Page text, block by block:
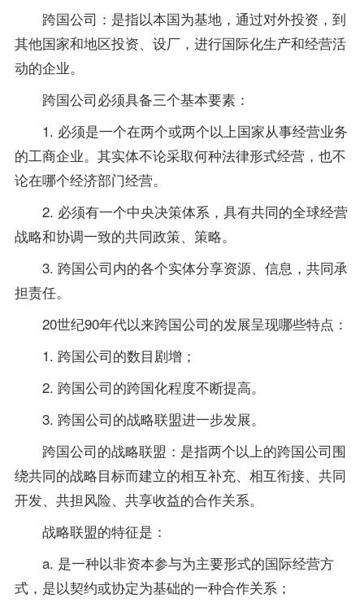
跨国公司：是指以本国为基地，通过对外投资，到
其他国家和地区投资、设厂，进行国际化生产和经营活
动的企业。
跨国公司必须具备三个基本要素：
1. 必须是一个在两个或两个以上国家从事经营业务
的工商企业。其实体不论采取何种法律形式经营，也不
论在哪个经济部门经营。
2. 必须有一个中央决策体系，具有共同的全球经营
战略和协调一致的共同政策、策略。
3. 跨国公司内的各个实体分享资源、信息，共同承
担责任。
20世纪90年代以来跨国公司的发展呈现哪些特点：
1. 跨国公司的数目剧增；
2. 跨国公司的跨国化程度不断提高。
3. 跨国公司的战略联盟进一步发展。
跨国公司的战略联盟：是指两个以上的跨国公司围
绕共同的战略目标而建立的相互补充、相互衔接、共同
开发、共担风险、共享收益的合作关系。
战略联盟的特征是：
a. 是一种以非资本参与为主要形式的国际经营方
式，是以契约或协定为基础的一种合作关系；